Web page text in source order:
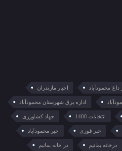
داغ محمودآباد اخبار مازندران
اداره برق شهرستان محمودآباد
انتخابات 1400 جهاد کشاورزی
خبر فوری خبر محمودآباد
درخانه بمانیم در خانه بمانیم